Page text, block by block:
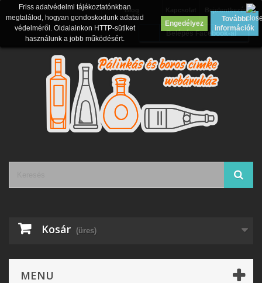
Bejelentkezés
Blog
Belépés Facebook-al
Kosár (üres)
MENU
Friss adatvédelmi tájékoztatónkban
megtalálod, hogyan gondoskodunk adataid
védelméről. Oldalainkon HTTP-sütiket
használunk a jobb működésért.
Engedélyez
További
információk